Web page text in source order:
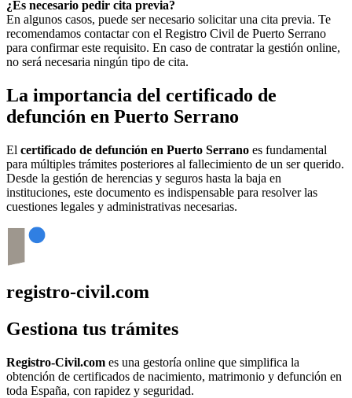
¿Es necesario pedir cita previa?
En algunos casos, puede ser necesario solicitar una cita previa. Te
recomendamos contactar con el Registro Civil de Puerto Serrano
para confirmar este requisito. En caso de contratar la gestión online,
no será necesaria ningún tipo de cita.
La importancia del certificado de
defunción en Puerto Serrano
El certificado de defunción en Puerto Serrano es fundamental
para múltiples trámites posteriores al fallecimiento de un ser querido.
Desde la gestión de herencias y seguros hasta la baja en
instituciones, este documento es indispensable para resolver las
cuestiones legales y administrativas necesarias.
registro-civil.com
Gestiona tus trámites
Registro-Civil.com es una gestoría online que simplifica la
obtención de certificados de nacimiento, matrimonio y defunción en
toda España, con rapidez y seguridad.